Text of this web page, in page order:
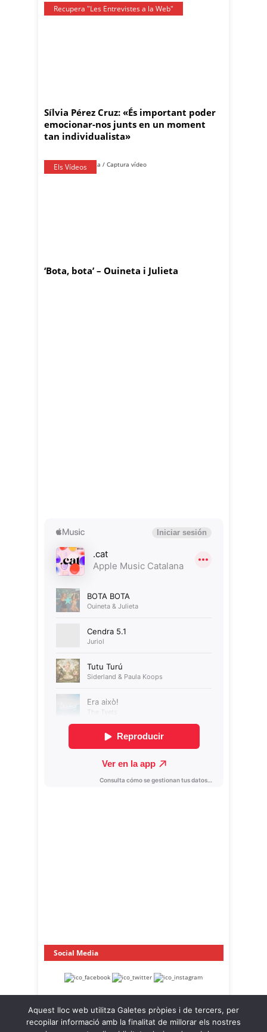
Recupera "Les Entrevistes a la Web"
Sílvia Pérez Cruz: «És important poder
emocionar-nos junts en un moment
tan individualista»
Els Vídeos
‘Bota, bota’ – Ouineta i Julieta
Social Media
Aquest lloc web utilitza Galetes pròpies i de tercers, per
recopilar informació amb la finalitat de millorar els nostres